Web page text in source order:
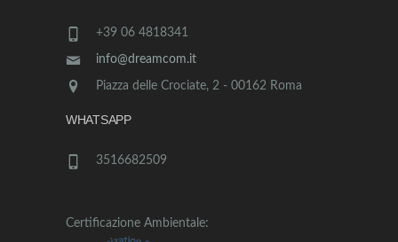
+39 06 4818341
info@dreamcom.it
Piazza delle Crociate, 2 - 00162 Roma
WHATSAPP
3516682509
Certificazione Ambientale: